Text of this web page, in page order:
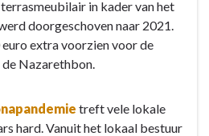
in kader van het
doorgeschoven naar 2021.
extra voorzien voor de
Nazarethbon.
treft vele lokale
hard. Vanuit het lokaal bestuur